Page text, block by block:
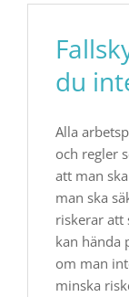
du
Alla
och regler
att man
man ska
riskerar att
kan hända
om man
minska